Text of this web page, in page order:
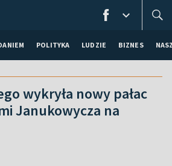
POLITYKA LUDZIE BIZNES
wykryła nowy pałac
Janukowycza na